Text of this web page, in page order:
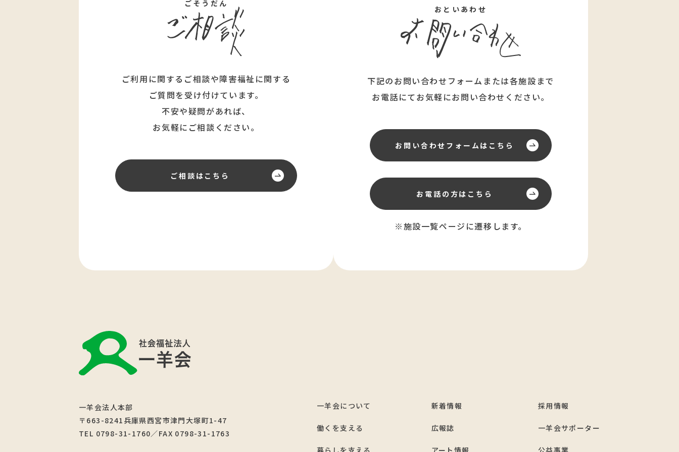
ごそうだん
ご利用に関するご相談や障害福祉に関する
ご質問を受け付けています。
不安や疑問があれば、
お気軽にご相談ください。
ご相談はこちら
おといあわせ
下記のお問い合わせフォームまたは各施設まで
お電話にてお気軽にお問い合わせください。
お問い合わせフォームはこちら
お電話の方はこちら
※施設一覧ページに遷移します。
一羊会法人本部
〒663-8241兵庫県西宮市津門大塚町1-47
TEL 0798-31-1760／FAX 0798-31-1763
一羊会について
働くを支える
暮らしを支える
新着情報
広報誌
アート情報
採用情報
一羊会サポーター
公益事業